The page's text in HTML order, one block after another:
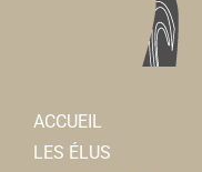
ACCUEIL
LES ÉLUS